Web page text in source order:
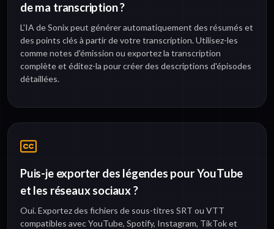
de ma transcription ?
L'IA de Sonix peut générer automatiquement des résumés et
des points clés à partir de votre transcription. Utilisez-les
comme notes d'émission ou exportez la transcription
complète et éditez-la pour créer des descriptions d'épisodes
détaillées.
Puis-je exporter des légendes pour YouTube
et les réseaux sociaux ?
Oui. Exportez des fichiers de sous-titres SRT ou VTT
compatibles avec YouTube, Spotify, Instagram, TikTok et